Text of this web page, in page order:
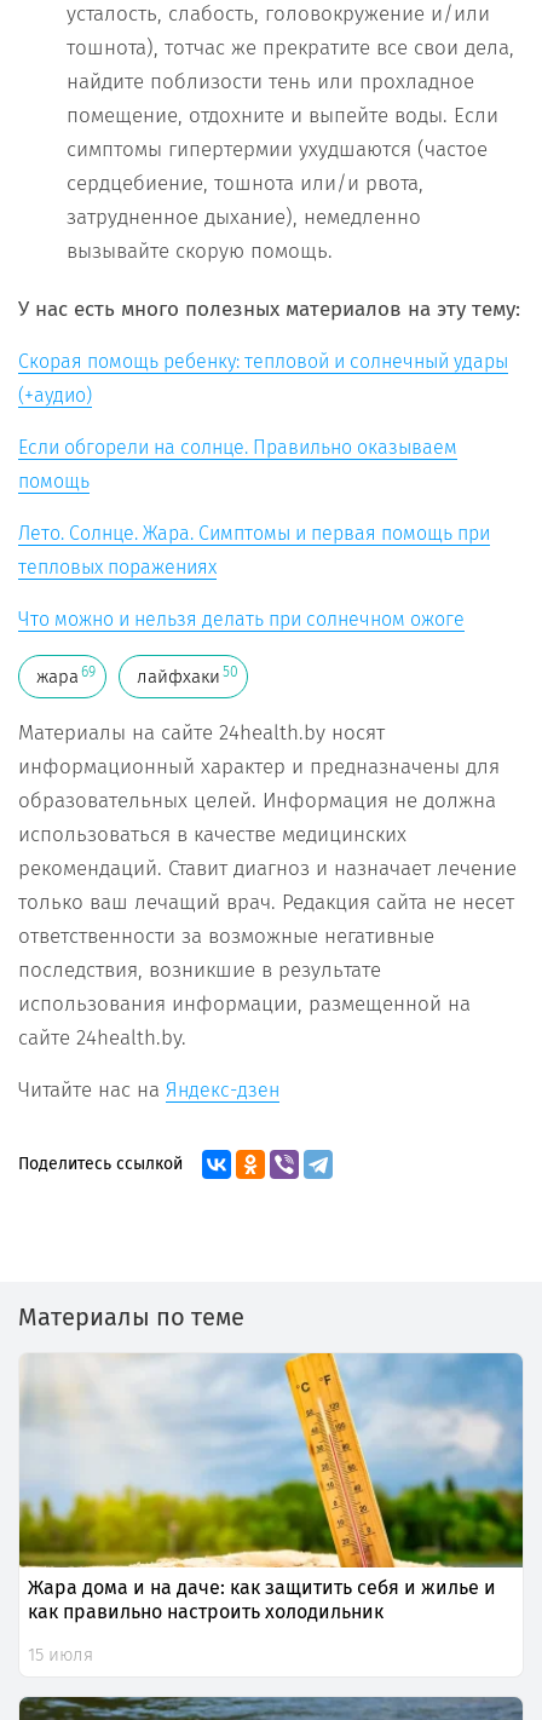
усталость, слабость, головокружение и/или
тошнота), тотчас же прекратите все свои дела,
найдите поблизости тень или прохладное
помещение, отдохните и выпейте воды. Если
симптомы гипертермии ухудшаются (частое
сердцебиение, тошнота или/и рвота,
затрудненное дыхание), немедленно
вызывайте скорую помощь.
У нас есть много полезных материалов на эту тему:
Скорая помощь ребенку: тепловой и солнечный удары
(+аудио)
Если обгорели на солнце. Правильно оказываем
помощь
Лето. Солнце. Жара. Симптомы и первая помощь при
тепловых поражениях
Что можно и нельзя делать при солнечном ожоге
жара 69 лайфхаки 50
Материалы на сайте 24health.by носят
информационный характер и предназначены для
образовательных целей. Информация не должна
использоваться в качестве медицинских
рекомендаций. Ставит диагноз и назначает лечение
только ваш лечащий врач. Редакция сайта не несет
ответственности за возможные негативные
последствия, возникшие в результате
использования информации, размещенной на
сайте 24health.by.
Читайте нас на Яндекс-дзен
Поделитесь ссылкой
Материалы по теме
Жара дома и на даче: как защитить себя и жилье и
как правильно настроить холодильник
15 июля